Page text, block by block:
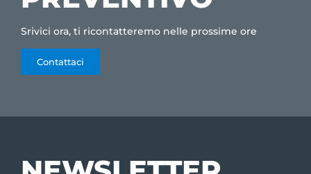
Srivici ora, ti ricontatteremo nelle prossime ore
Contattaci